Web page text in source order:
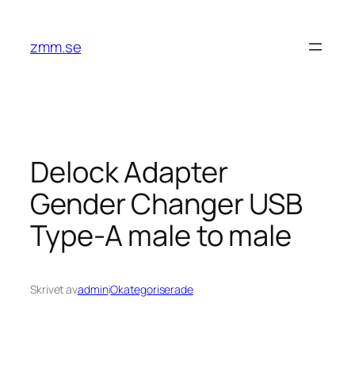
innehåll
zmm.se
Delock Adapter
Gender Changer USB
Type-A male to male
Skrivet avadminiOkategoriserade